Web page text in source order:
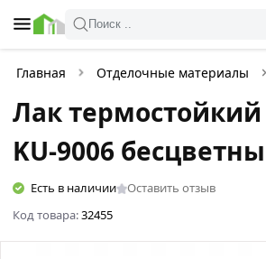
Поиск ..
Главная Отделочные материалы
Лак термостойкий
KU-9006
Есть в наличии
Оставить отзыв
Код товара:32455